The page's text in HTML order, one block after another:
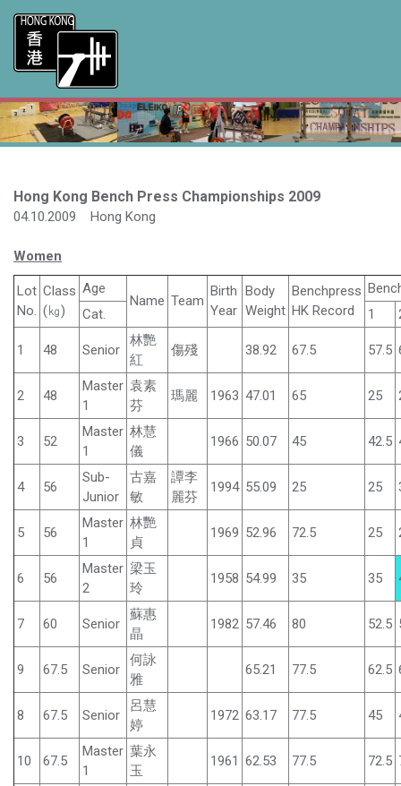
Hong Kong Bench Press Championships 2009
04.10.2009 Hong Kong
Women
Lot
No.
Class
(㎏)
Age
Name Team
Birth
Year
Body
Weight
Benchpress
HK Record
Cat.
1
1 48 Senior
林艷
紅
傷殘 38.92 67.5 57.5
2 48
Master
1
袁素
芬
瑪麗 1963 47.01 65 25
3 52
Master
1
林慧
儀
1966 50.07 45 42.5
4 56
Sub-
Junior
古嘉
敏
譚李
麗芬
1994 55.09 25 25
5 56
Master
1
林艷
貞
1969 52.96 72.5 25
6 56
Master
2
梁玉
玲
1958 54.99 35 35
7 60 Senior
蘇惠
晶
1982 57.46 80 52.5
9 67.5 Senior
何詠
雅
65.21 77.5 62.5
8 67.5 Senior
呂慧
婷
1972 63.17 77.5 45
10 67.5
Master
1
葉永
玉
1961 62.53 77.5 72.5